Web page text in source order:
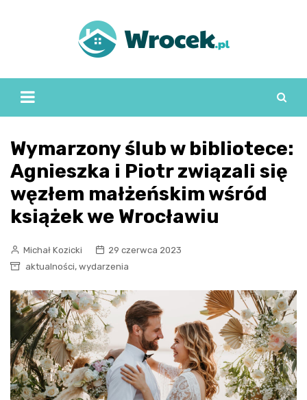
Wymarzony ślub w bibliotece:
Agnieszka i Piotr związali się
węzłem małżeńskim wśród
książek we Wrocławiu
Michał Kozicki
29 czerwca 2023
aktualności, wydarzenia